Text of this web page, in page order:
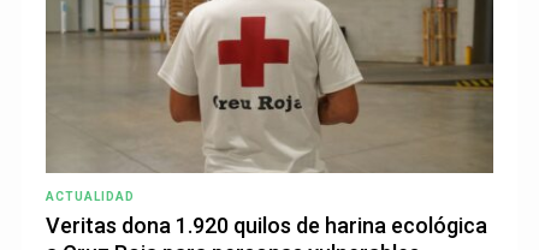
ACTUALIDAD
Veritas dona 1.920 quilos de harina ecológica